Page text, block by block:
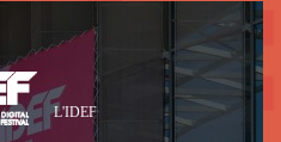
L'IDEF